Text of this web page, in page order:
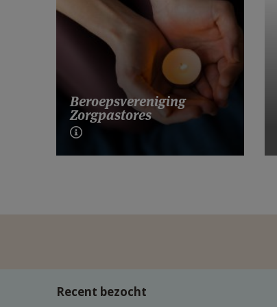
Beroepsvereniging
Zorgpastores
Recent bezocht